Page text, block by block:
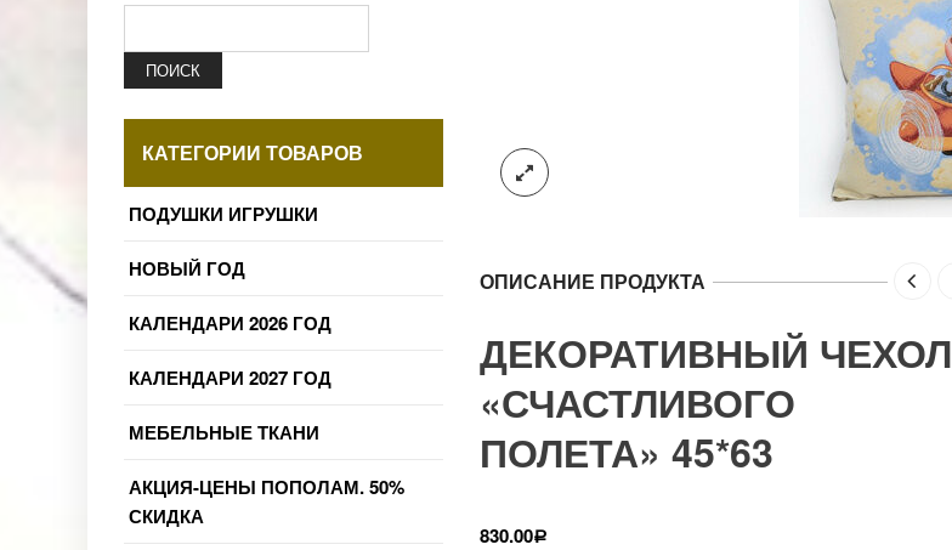
ОПИСАНИЕ ПРОДУКТА
ДЕКОРАТИВНЫЙ ЧЕХОЛ
«СЧАСТЛИВОГО
ПОЛЕТА» 45*63
830.00Р
ПОИСК
КАТЕГОРИИ ТОВАРОВ
ПОДУШКИ ИГРУШКИ
НОВЫЙ ГОД
КАЛЕНДАРИ 2026 ГОД
КАЛЕНДАРИ 2027 ГОД
МЕБЕЛЬНЫЕ ТКАНИ
АКЦИЯ-ЦЕНЫ ПОПОЛАМ. 50%
СКИДКА